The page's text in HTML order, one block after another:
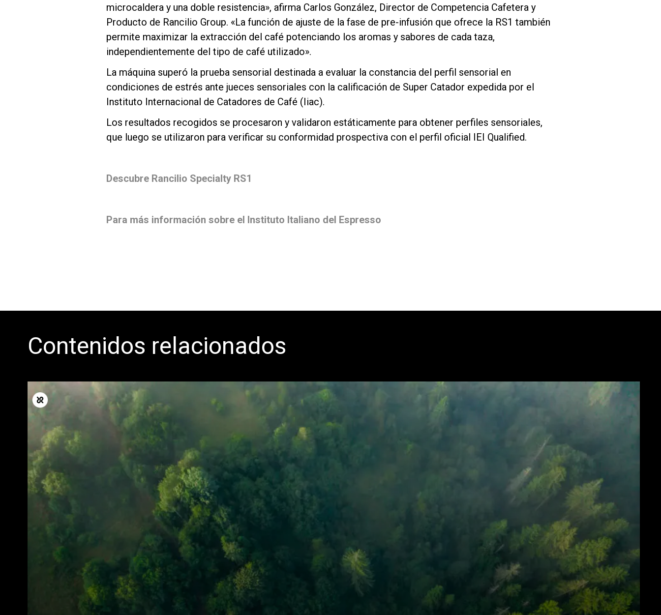
microcaldera y una doble resistencia», afirma Carlos González, Director de Competencia Cafetera y
Producto de Rancilio Group. «La función de ajuste de la fase de pre-infusión que ofrece la RS1 también
permite maximizar la extracción del café potenciando los aromas y sabores de cada taza,
independientemente del tipo de café utilizado».
La máquina superó la prueba sensorial destinada a evaluar la constancia del perfil sensorial en
condiciones de estrés ante jueces sensoriales con la calificación de Super Catador expedida por el
Instituto Internacional de Catadores de Café (Iiac).
Los resultados recogidos se procesaron y validaron estáticamente para obtener perfiles sensoriales,
que luego se utilizaron para verificar su conformidad prospectiva con el perfil oficial IEI Qualified.
Descubre Rancilio Specialty RS1
Para más información sobre el Instituto Italiano del Espresso
Contenidos relacionados
Todos Noticias